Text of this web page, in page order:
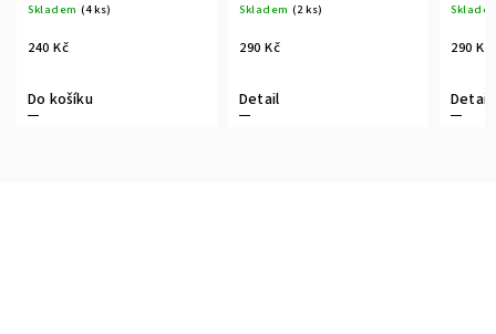
Skladem (4 ks)
240 Kč
Do košíku
Skladem (2 ks)
290 Kč
Detail
290 Kč
Detail